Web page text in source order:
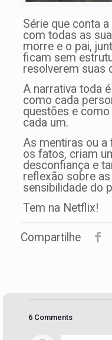
Série que conta
com todas as
morre e o pai,
ficam sem
resolverem suas
A narrativa toda
como cada
questões e
cada um.
As mentiras ou
os fatos, criam
desconfiança e
reflexão sobre
sensibilidade do
Tem na Netflix!
Compartilhe
6 Comments